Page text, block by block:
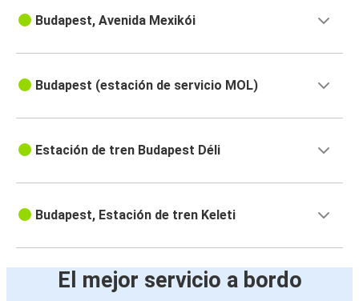
Budapest, Avenida Mexikói
Budapest (estación de servicio MOL)
Estación de tren Budapest Déli
Budapest, Estación de tren Keleti
El mejor servicio a bordo